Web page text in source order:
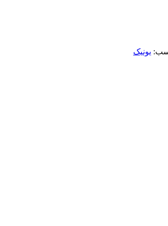
یونیک